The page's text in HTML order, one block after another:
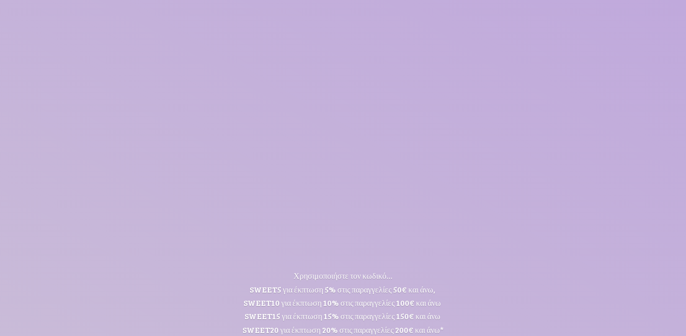
Χρησιμοποιήστε τον κωδικό...
SWEET5 για έκπτωση 5% στις παραγγελίες 50€ και άνω,
SWEET10 για έκπτωση 10% στις παραγγελίες 100€ και άνω
SWEET15 για έκπτωση 15% στις παραγγελίες 150€ και άνω
SWEET20 για έκπτωση 20% στις παραγγελίες 200€ και άνω*